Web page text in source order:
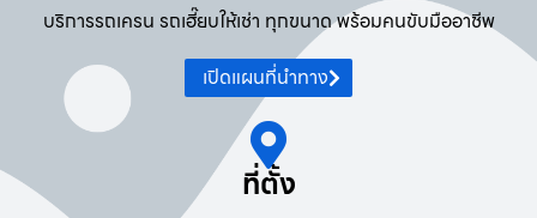
บริการรถเครน รถเฮี๊ยบให้เช่า ทุกขนาด พร้อมคนขับมืออาชีพ
เปิดแผนที่นำทาง
ที่ตั้ง